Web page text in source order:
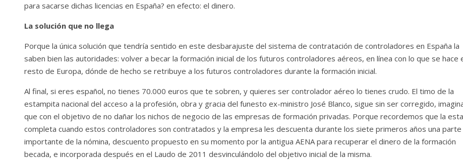
para sacarse dichas licencias en España? en efecto: el dinero.
La solución que no llega
Porque la única solución que tendría sentido en este desbarajuste del sistema de contratación de controladores en España la
saben bien las autoridades: volver a becar la formación inicial de los futuros controladores aéreos, en línea con lo que se hace
resto de Europa, dónde de hecho se retribuye a los futuros controladores durante la formación inicial.
Al final, si eres español, no tienes 70.000 euros que te sobren, y quieres ser controlador aéreo lo tienes crudo. El timo de la
estampita nacional del acceso a la profesión, obra y gracia del funesto ex-ministro José Blanco, sigue sin ser corregido,
que con el objetivo de no dañar los nichos de negocio de las empresas de formación privadas. Porque recordemos que la
completa cuando estos controladores son contratados y la empresa les descuenta durante los siete primeros años una parte
importante de la nómina, descuento propuesto en su momento por la antigua AENA para recuperar el dinero de la formación
becada, e incorporada después en el Laudo de 2011 desvinculándolo del objetivo inicial de la misma.